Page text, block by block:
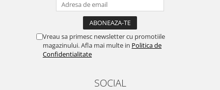
Vreau sa primesc newsletter cu promotiile
magazinului. Afla mai multe in Politica de
Confidentialitate
SOCIAL